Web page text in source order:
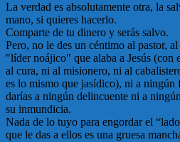
La verdad es absolutamente otra, la
mano, si quieres hacerlo.
Comparte de tu dinero y serás salvo.
Pero, no le des un céntimo al pastor,
"líder noájico" que alaba a Jesús (con
al cura, ni al misionero, ni al
es lo mismo que jasídico), ni a ningún
darías a ningún delincuente ni a
su inmundicia.
Nada de lo tuyo para engordar el
que le das a ellos es una gruesa